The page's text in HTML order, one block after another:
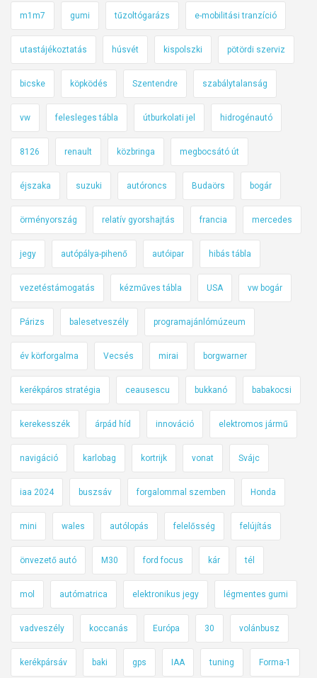
m1m7 gumi tűzoltógarázs e-mobilitási tranzíció
utastájékoztatás húsvét kispolszki pötördi szerviz
bicske köpködés Szentendre szabálytalanság
vw felesleges tábla útburkolati jel hidrogénautó
8126 renault közbringa megbocsátó út
éjszaka suzuki autóroncs Budaörs bogár
örményország relatív gyorshajtás francia mercedes
jegy autópálya-pihenő autóipar hibás tábla
vezetéstámogatás kézműves tábla USA vw bogár
Párizs balesetveszély programajánlómúzeum
év körforgalma Vecsés mirai borgwarner
kerékpáros stratégia ceausescu bukkanó babakocsi
kerekesszék árpád híd innováció elektromos jármű
navigáció karlobag kortrijk vonat Svájc
iaa 2024 buszsáv forgalommal szemben Honda
mini wales autólopás felelősség felújítás
önvezető autó M30 ford focus kár tél
mol autómatrica elektronikus jegy légmentes gumi
vadveszély koccanás Európa 30 volánbusz
kerékpársáv baki gps IAA tuning Forma-1